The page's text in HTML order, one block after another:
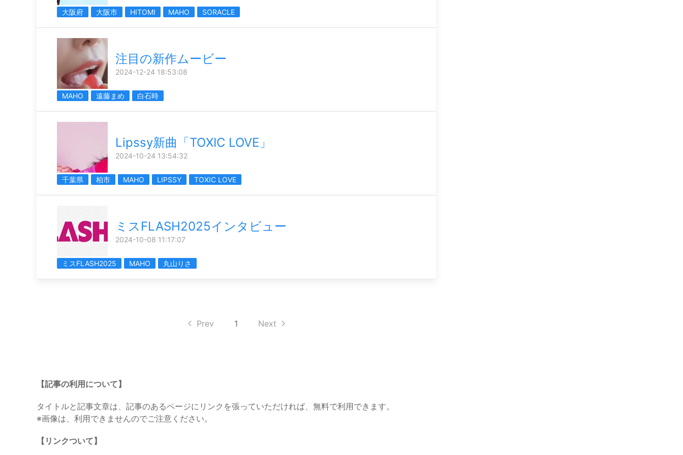
大阪府 大阪市 HITOMI MAHO SORACLE
注目の新作ムービー
2024-12-24 18:53:08
MAHO 遠藤まめ 白石時
Lipssy新曲「TOXIC LOVE」
2024-10-24 13:54:32
千葉県 柏市 MAHO LIPSSY TOXIC LOVE
ミスFLASH2025インタビュー
2024-10-08 11:17:07
ミスFLASH2025 MAHO 丸山りさ
Prev 1 Next
【記事の利用について】
タイトルと記事文章は、記事のあるページにリンクを張っていただければ、無料で利用できます。
※画像は、利用できませんのでご注意ください。
【リンクついて】